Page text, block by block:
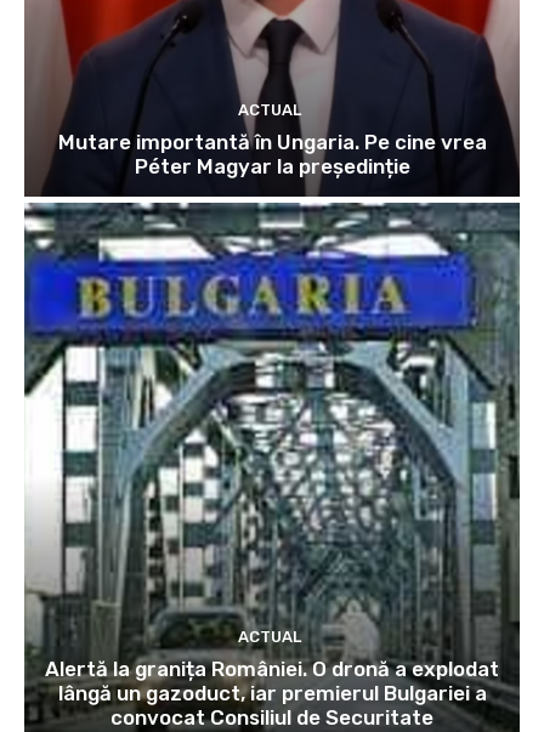
ACTUAL
Mutare importantă în Ungaria. Pe cine vrea
Péter Magyar la președinție
ACTUAL
Alertă la granița României. O dronă a explodat
lângă un gazoduct, iar premierul Bulgariei a
convocat Consiliul de Securitate